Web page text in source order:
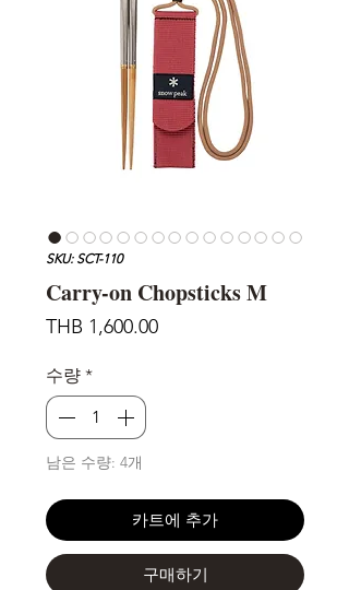
SKU: SCT-110
Carry-on Chopsticks M
THB 1,600.00가
수량 *
남은 수량: 4개
카트에 추가
구매하기